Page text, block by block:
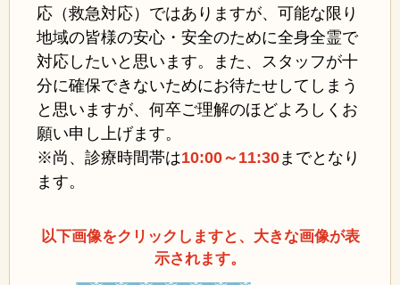
応（救急対応）ではありますが、可能な限り
地域の皆様の安心・安全のために全身全霊で
対応したいと思います。また、スタッフが十
分に確保できないためにお待たせしてしまう
と思いますが、何卒ご理解のほどよろしくお
願い申し上げます。
※尚、診療時間帯は10:00～11:30までとなり
ます。
以下画像をクリックしますと、大きな画像が表
示されます。